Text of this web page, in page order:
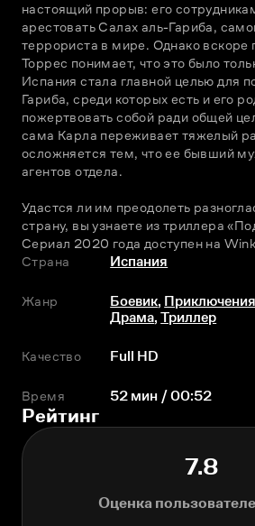
настоящий прорыв: его
арестовать Салах аль-Гариба,
террориста в мире. Однако вскоре
Торрес понимает, что это было
Испания стала главной целью для
Гариба, среди которых есть и его
пожертвовать собой ради общей
сама Карла переживает тяжелый
осложняется тем, что ее бывший
агентов отдела.
Удастся ли им преодолеть
страну, вы узнаете из триллера
Сериал 2020 года доступен на
Страна
Испания
Жанр Боевик, Приключения
Драма,Триллер
Качество Full HD
Время 52 мин / 00:52
Рейтинг
7.8
Оценка